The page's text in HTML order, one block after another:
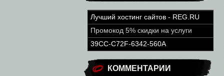
Лучший хостинг сайтов - REG.RU
Промокод 5% скидки на услуги
39CC-C72F-6342-560A
КОММЕНТАРИИ